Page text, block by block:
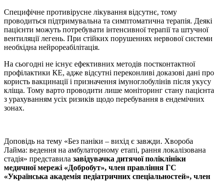
Специфічне противірусне лікування відсутнє, тому
проводиться підтримувальна та симптоматична терапія. Деякі
пацієнти можуть потребувати інтенсивної терапії та штучної
вентиляції легень. При стійких порушеннях нервової системи
необхідна нейрореабілітація.
На сьогодні не існує ефективних методів постконтактної
профілактики КЕ, адже відсутні переконливі доказові дані про
користь вакцинації і призначення імуноглобулінів після укусу
кліща. Тому варто проводити лише моніторинг стану пацієнта
з урахуванням усіх ризиків щодо перебування в ендемічних
зонах.
Доповідь на тему «Без паніки – вихід є завжди. Хвороба
Лайма: ведення на амбулаторному етапі, рання локалізована
стадія» представила завідувачка дитячої поліклініки
медичної мережі «Добробут», член правління ГС
«Українська академія педіатричних спеціальностей», член